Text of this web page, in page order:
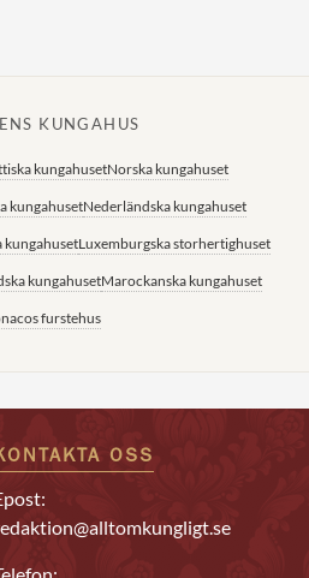
KUNGAHUS
kungahusetNorska kungahuset
kungahusetNederländska kungahuset
kungahusetLuxemburgska storhertighuset
kungahusetMarockanska kungahuset
furstehus
OSS